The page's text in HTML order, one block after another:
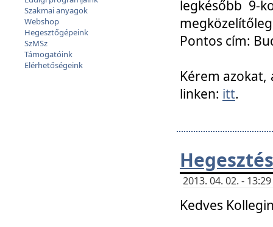
Szakmai anyagok
Webshop
Hegesztőgépeink
SzMSz
Támogatóink
Elérhetőségeink
legkésőbb 9-
Pontos cím:
Kérem azokat,
linken: itt.
2013. 04. 02. -
Kedves